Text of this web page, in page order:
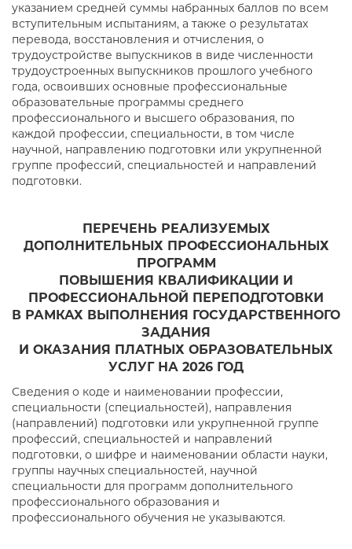
указанием средней суммы набранных баллов по всем
вступительным испытаниям, а также о результатах
перевода, восстановления и отчисления, о
трудоустройстве выпускников в виде численности
трудоустроенных выпускников прошлого учебного
года, освоивших основные профессиональные
образовательные программы среднего
профессионального и высшего образования, по
каждой профессии, специальности, в том числе
научной, направлению подготовки или укрупненной
группе профессий, специальностей и направлений
подготовки.
ПЕРЕЧЕНЬ РЕАЛИЗУЕМЫХ
ДОПОЛНИТЕЛЬНЫХ ПРОФЕССИОНАЛЬНЫХ
ПРОГРАММ
ПОВЫШЕНИЯ КВАЛИФИКАЦИИ И
ПРОФЕССИОНАЛЬНОЙ ПЕРЕПОДГОТОВКИ
В РАМКАХ ВЫПОЛНЕНИЯ ГОСУДАРСТВЕННОГО
ЗАДАНИЯ
И ОКАЗАНИЯ ПЛАТНЫХ ОБРАЗОВАТЕЛЬНЫХ
УСЛУГ НА 2026 ГОД
Сведения о коде и наименовании профессии,
специальности (специальностей), направления
(направлений) подготовки или укрупненной группе
профессий, специальностей и направлений
подготовки, о шифре и наименовании области науки,
группы научных специальностей, научной
специальности для программ дополнительного
профессионального образования и
профессионального обучения не указываются.